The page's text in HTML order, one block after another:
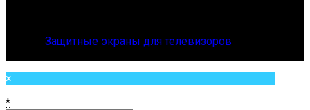
Защитные экраны для телевизоров
×
*